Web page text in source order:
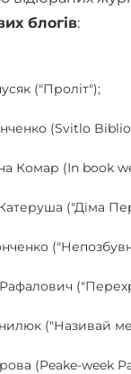
блогів:
("Проліт");
(Svitlo
Комар (Іn book
("Діма
("Називай
(Peake-week